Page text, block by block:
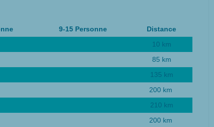
9-15 Personne
Distance
10 km
85 km
135 km
200 km
210 km
200 km